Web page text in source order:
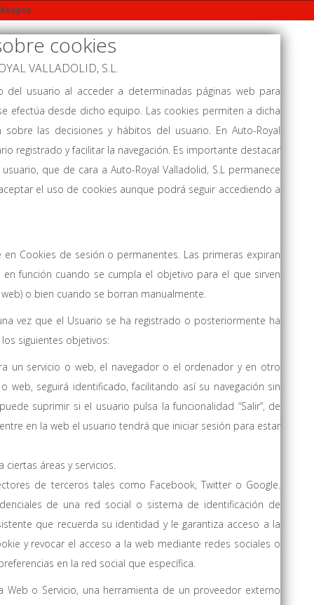
Acepto
cookies
VALLADOLID, S.L.
usuario al acceder a determinadas páginas web para
efectúa desde dicho equipo. Las cookies permiten a dicha
las decisiones y hábitos del usuario. En Auto-Royal
registrado y facilitar la navegación. Es importante destacar
que de cara a Auto-Royal Valladolid, S.L permanece
el uso de cookies aunque podrá seguir accediendo a
Cookies de sesión o permanentes. Las primeras expiran
función cuando se cumpla el objetivo para el que sirven
o bien cuando se borran manualmente.
vez que el Usuario se ha registrado o posteriormente ha
siguientes objetivos:
un servicio o web, el navegador o el ordenador y en otro
seguirá identificado, facilitando así su navegación sin
suprimir si el usuario pulsa la funcionalidad “Salir”, de
en la web el usuario tendrá que iniciar sesión para estar
áreas y servicios.
de terceros tales como Facebook, Twitter o Google.
de una red social o sistema de identificación de
que recuerda su identidad y le garantiza acceso a la
y revocar el acceso a la web mediante redes sociales o
en la red social que específica.
o Servicio, una herramienta de un proveedor externo